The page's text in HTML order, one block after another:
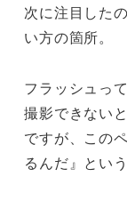
次に注目した
い方の箇所。
フラッシュっ
撮影できない
ですが、この
るんだ』とい